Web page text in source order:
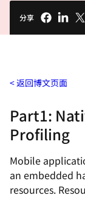
分享
返回博文页面
Part1:
Profiling
Mobile
an embedded
resources.